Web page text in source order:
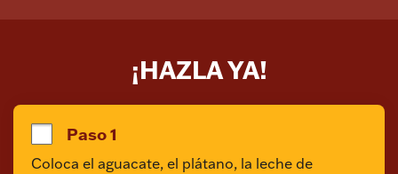
¡HAZLA YA!
Paso 1
Coloca el aguacate, el plátano, la leche de